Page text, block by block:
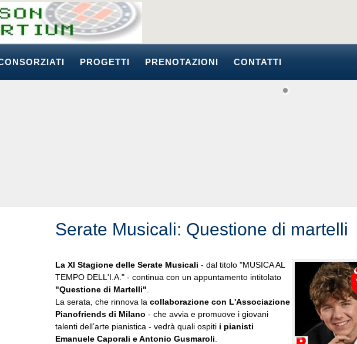
PROGETTI PRENOTAZIONI CONTATTI
Serate Musicali: Questione di martelli
La XI Stagione delle Serate Musicali - dal titolo "MUSICA AL
TEMPO DELL'I.A." - continua con un appuntamento intitolato
"Questione di Martelli"
La serata, che rinnova la collaborazione con L'Associazione
Pianofriends di Milano - che avvia e promuove i giovani
talenti dell’arte pianistica - vedrà quali ospiti i pianisti
Emanuele Caporali e Antonio Gusmaroli